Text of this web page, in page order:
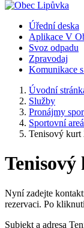
Úřední deska
Aplikace V
Svoz odpadu
Zpravodaj
Komunikace
Úvodní
Služby
Pronájmy
Sportovní
Tenisový kurt
Nyní zadejte
rezervaci. Po
Subjekt a adresa